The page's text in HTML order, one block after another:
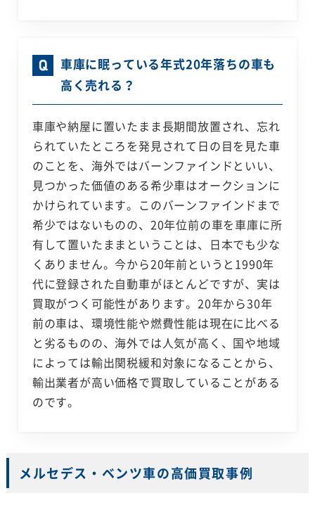
車庫に眠っている年式20年落ちの車も
高く売れる？
車庫や納屋に置いたまま長期間放置され、忘れ
られていたところを発見されて日の目を見た車
のことを、海外ではバーンファインドといい、
見つかった価値のある希少車はオークションに
かけられています。このバーンファインドまで
希少ではないものの、20年位前の車を車庫に所
有して置いたままということは、日本でも少な
くありません。今から20年前というと1990年
代に登録された自動車がほとんどですが、実は
買取がつく可能性があります。20年から30年
前の車は、環境性能や燃費性能は現在に比べる
と劣るものの、海外では人気が高く、国や地域
によっては輸出関税緩和対象になることから、
輸出業者が高い価格で買取していることがある
のです。
メルセデス・ベンツ車の高価買取事例